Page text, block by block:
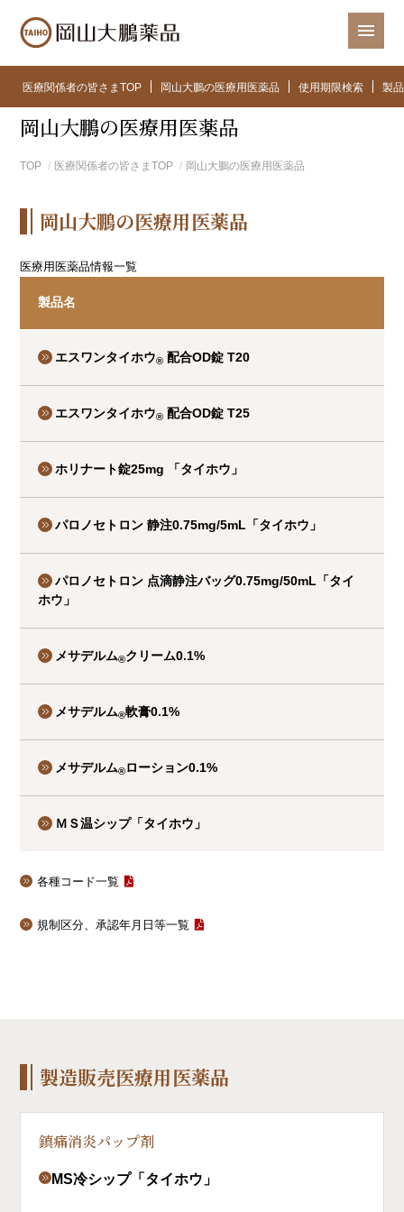
医療関係者の皆さまTOP 岡山大鵬の医療用医薬品 使用期限検索 製
岡山大鵬の医療用医薬品
TOP 医療関係者の皆さまTOP 岡山大鵬の医療用医薬品
岡山大鵬の医療用医薬品
医療用医薬品情報一覧
製品名
エスワンタイホウ® 配合OD錠 T20
エスワンタイホウ® 配合OD錠 T25
ホリナート錠25mg 「タイホウ」
パロノセトロン 静注0.75mg/5mL「タイホウ」
パロノセトロン 点滴静注バッグ0.75mg/50mL「タイ
ホウ」
メサデルム®クリーム0.1%
メサデルム®軟膏0.1%
メサデルム®ローション0.1%
ＭＳ温シップ「タイホウ」
各種コード一覧
規制区分、承認年月日等一覧
製造販売医療用医薬品
鎮痛消炎パップ剤
MS冷シップ「タイホウ」